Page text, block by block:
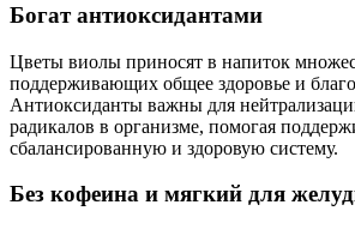
Богат антиоксидантами
Цветы виолы приносят в напиток
поддерживающих общее здоровье и
Антиоксиданты важны для
радикалов в организме, помогая
сбалансированную и здоровую систему.
Без кофеина и мягкий для